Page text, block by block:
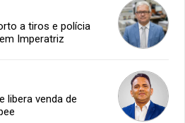
a tiros e polícia
Imperatriz
libera venda de